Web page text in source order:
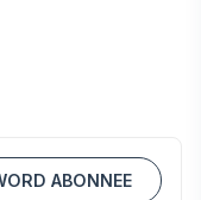
ABONNEE